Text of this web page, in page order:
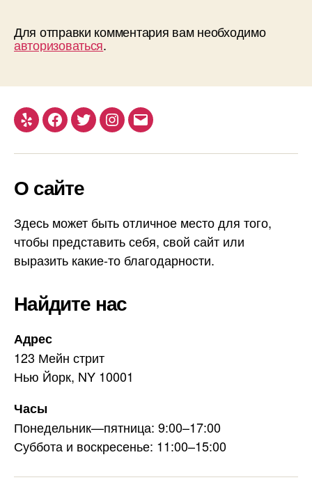
Для отправки комментария вам необходимо
авторизоваться.
Yelp Facebook
TwitterInstagram
Email
О сайте
Здесь может быть отличное место для того,
чтобы представить себя, свой сайт или
выразить какие-то благодарности.
Найдите нас
Адрес
123 Мейн стрит
Нью Йорк, NY 10001
Часы
Понедельник—пятница: 9:00–17:00
Суббота и воскресенье: 11:00–15:00